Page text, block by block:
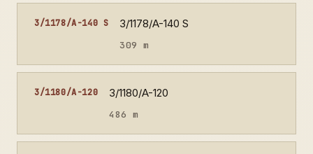
3/1178/A-140 S 3/1178/A-140 S
309 m
3/1180/A-120 3/1180/A-120
486 m